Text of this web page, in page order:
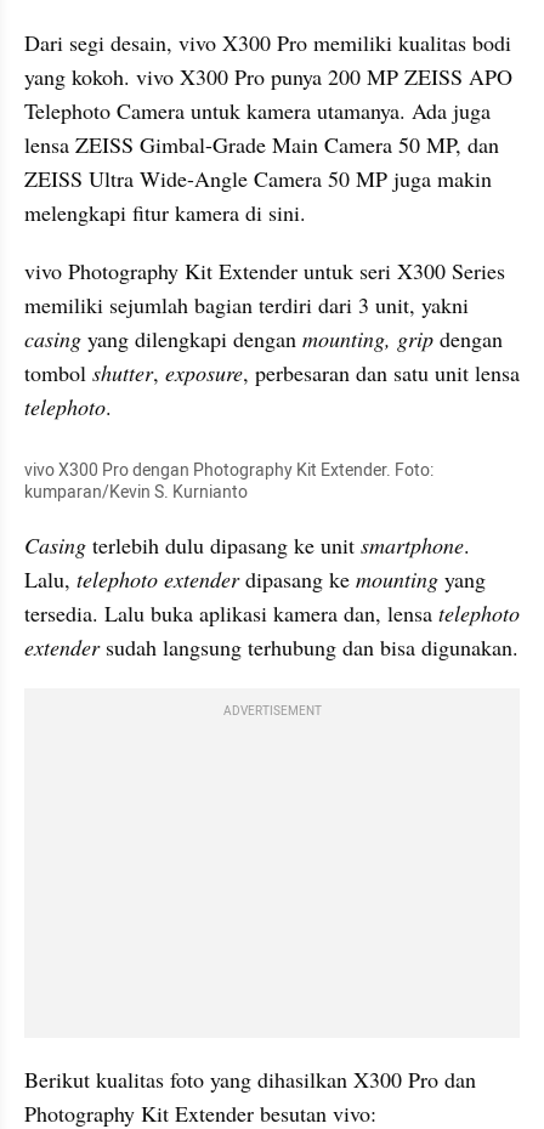
Dari segi desain, vivo X300 Pro memiliki kualitas bodi
yang kokoh. vivo X300 Pro punya 200 MP ZEISS APO
Telephoto Camera untuk kamera utamanya. Ada juga
lensa ZEISS Gimbal-Grade Main Camera 50 MP, dan
ZEISS Ultra Wide-Angle Camera 50 MP juga makin
melengkapi fitur kamera di sini.
vivo Photography Kit Extender untuk seri X300 Series
casing yang dilengkapi dengan mounting, grip dengan
tombol shutter, exposure
telephoto.
vivo X300 Pro dengan Photography Kit Extender. Foto:
kumparan/Kevin S. Kurnianto
Casing terlebih dulu dipasang ke unit smartphone.
Lalu, telephoto extender dipasang ke mounting yang
tersedia. Lalu buka aplikasi kamera dan, lensa telephoto
extender sudah langsung terhubung dan bisa digunakan.
ADVERTISEMENT
Berikut kualitas foto yang dihasilkan X300 Pro dan
Photography Kit Extender besutan vivo: